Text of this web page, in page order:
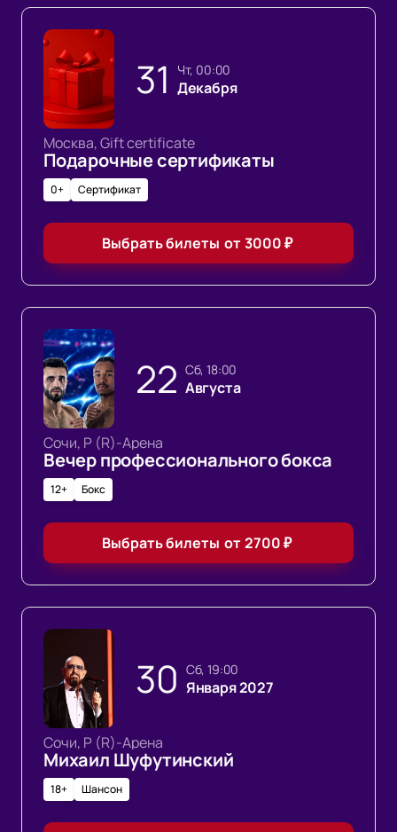
31 чт, 00:00
Декабря
Москва, Gift certificate
Подарочные сертификаты
0+ Сертификат
Выбрать билеты от 3000₽
22 сб, 18:00
Августа
Сочи, Р (R)-Арена
Вечер профессионального бокса
12+ Бокс
Выбрать билеты от2700₽
30 сб, 19:00
Января 2027
Сочи, Р (R)-Арена
Михаил Шуфутинский
18+ Шансон